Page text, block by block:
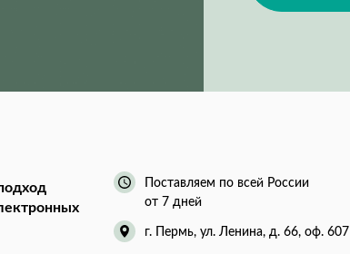
Поставляем по всей России
от 7 дней
г. Пермь, ул. Ленина, д. 66, оф. 607